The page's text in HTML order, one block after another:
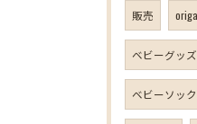
販売
ベビーグッズ
ベビーソッ